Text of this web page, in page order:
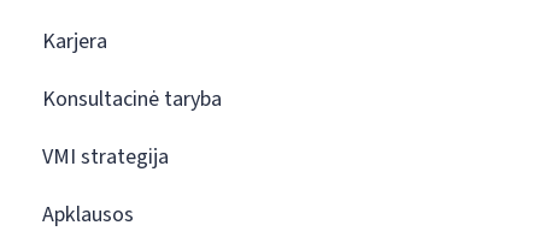
Karjera
Konsultacinė taryba
VMI strategija
Apklausos